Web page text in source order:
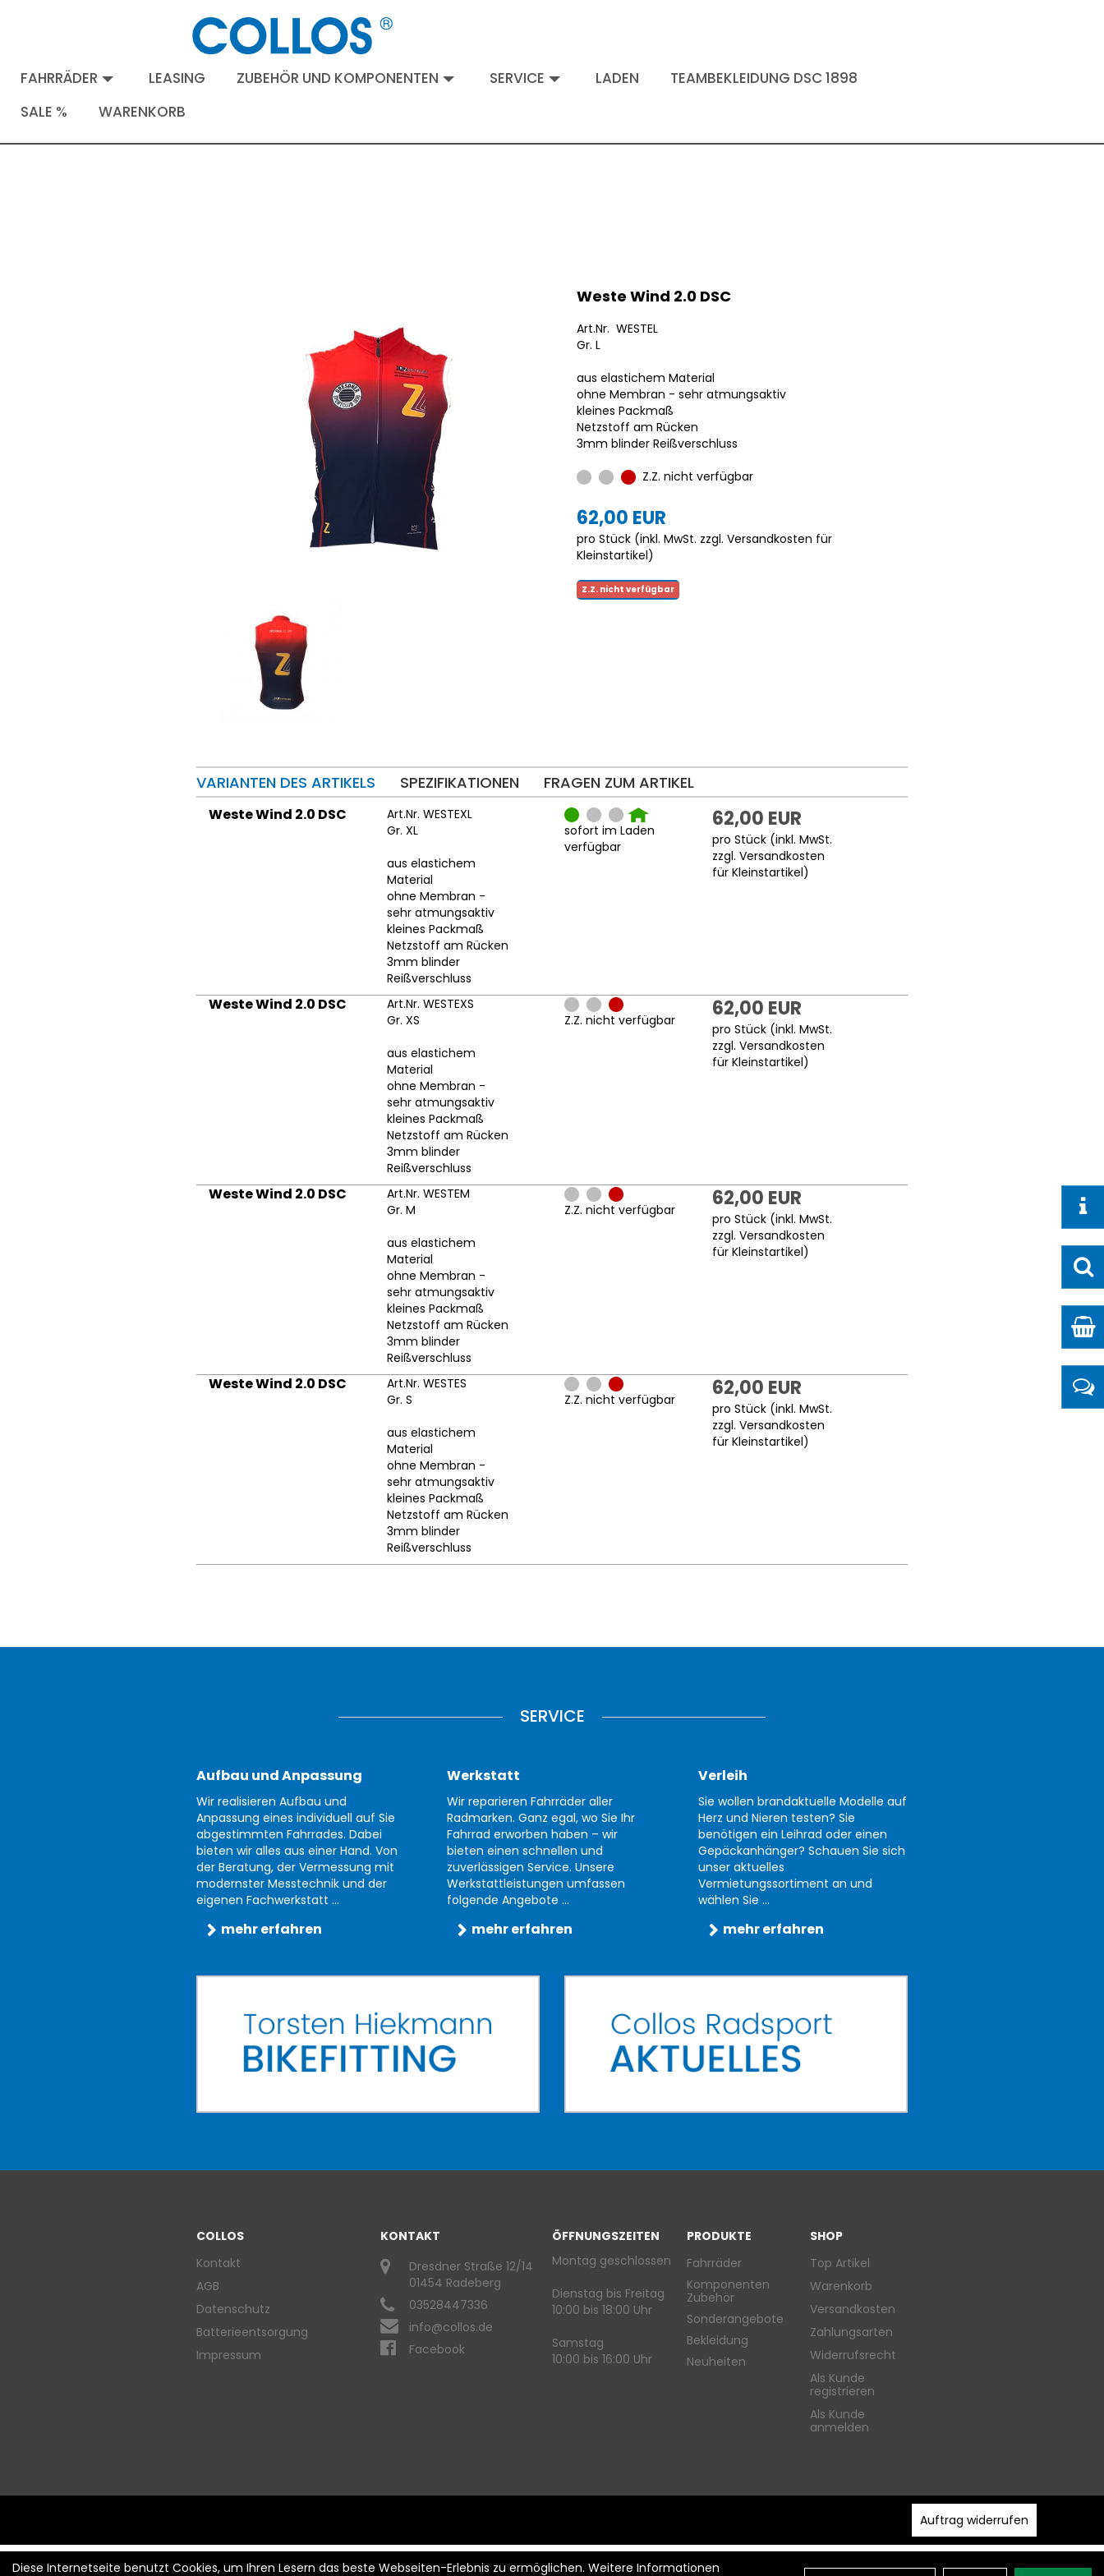
FAHRRÄDER LEASING ZUBEHÖR UND KOMPONENTEN SERVICE LADEN
TEAMBEKLEIDUNG DSC 1898
SALE %
WARENKORB
Weste Wind 2.0 DSC
Art.Nr. WESTEL
Gr. L
aus elastichem Material
ohne Membran - sehr atmungsaktiv
kleines Packmaß
Netzstoff am Rücken
3mm blinder Reißverschluss
Z.Z. nicht verfügbar
62,00 EUR
pro Stück (inkl. MwSt. zzgl. Versandkosten für
Kleinstartikel)
Z.Z. nicht verfügbar
VARIANTEN DES ARTIKELS SPEZIFIKATIONEN FRAGEN ZUM ARTIKEL
Weste Wind 2.0 DSC
Art.Nr. WESTEXL
Gr. XL
aus elastichem
Material
ohne Membran -
sehr atmungsaktiv
kleines Packmaß
Netzstoff am Rücken
3mm blinder
Reißverschluss
sofort im Laden
verfügbar
62,00 EUR
pro Stück (inkl. MwSt.
zzgl.Versandkosten
für Kleinstartikel)
Weste Wind 2.0 DSC
Art.Nr. WESTEXS
Gr. XS
aus elastichem
Material
ohne Membran -
sehr atmungsaktiv
kleines Packmaß
Netzstoff am Rücken
3mm blinder
Reißverschluss
Z.Z. nicht verfügbar 62,00 EUR
pro Stück (inkl. MwSt.
zzgl.Versandkosten
für Kleinstartikel)
Weste Wind 2.0 DSC
Art.Nr. WESTEM
Gr. M
aus elastichem
Material
ohne Membran -
sehr atmungsaktiv
kleines Packmaß
Netzstoff am Rücken
3mm blinder
Reißverschluss
Z.Z. nicht verfügbar 62,00 EUR
pro Stück (inkl. MwSt.
zzgl.Versandkosten
für Kleinstartikel)
Weste Wind 2.0 DSC
Art.Nr. WESTES
Gr. S
aus elastichem
Material
ohne Membran -
sehr atmungsaktiv
kleines Packmaß
Netzstoff am Rücken
3mm blinder
Reißverschluss
Z.Z. nicht verfügbar 62,00 EUR
pro Stück (inkl. MwSt.
zzgl.Versandkosten
für Kleinstartikel)
SERVICE
Aufbau und Anpassung
Wir realisieren Aufbau und
Anpassung eines individuell auf Sie
abgestimmten Fahrrades. Dabei
bieten wir alles aus einer Hand. Von
der Beratung, der Vermessung mit
modernster Messtechnik und der
eigenen Fachwerkstatt ...
mehr erfahren
Werkstatt
Wir reparieren Fahrräder aller
Radmarken. Ganz egal, wo Sie Ihr
Fahrrad erworben haben – wir
bieten einen schnellen und
zuverlässigen Service. Unsere
Werkstattleistungen umfassen
folgende Angebote ...
mehr erfahren
Verleih
Sie wollen brandaktuelle Modelle auf
Herz und Nieren testen? Sie
benötigen ein Leihrad oder einen
Gepäckanhänger? Schauen Sie sich
unser aktuelles
Vermietungssortiment an und
wählen Sie ...
mehr erfahren
COLLOS
Kontakt
AGB
Datenschutz
Batterieentsorgung
Impressum
KONTAKT
Dresdner Straße 12/14
01454 Radeberg
03528447336
info@collos.de
Facebook
ÖFFNUNGSZEITEN
Montag geschlossen
Dienstag bis Freitag
10:00 bis 18:00 Uhr
Samstag
10:00 bis 16:00 Uhr
PRODUKTE
Fahrräder
Komponenten
Zubehör
Sonderangebote
Bekleidung
Neuheiten
SHOP
Top Artikel
Warenkorb
Versandkosten
Zahlungsarten
Widerrufsrecht
Als Kunde
registrieren
Als Kunde
anmelden
Diese Internetseite benutzt Cookies, um Ihren Lesern das beste Webseiten-Erlebnis zu ermöglichen. Weitere Informationen
Auftrag widerrufen